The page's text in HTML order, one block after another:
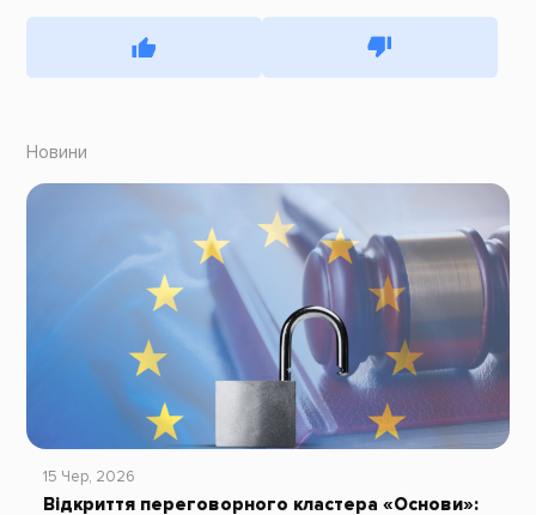
Новини
15 Чер, 2026
Відкриття переговорного кластера «Основи»: